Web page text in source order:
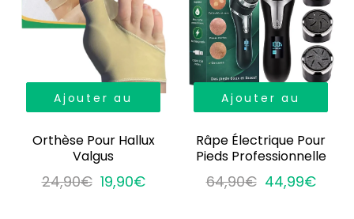
Ajouter au
Orthèse Pour Hallux
Valgus
24,90€ 19,90€
Ajouter au
Râpe Électrique Pour
Pieds Professionnelle
64,90€ 44,99€